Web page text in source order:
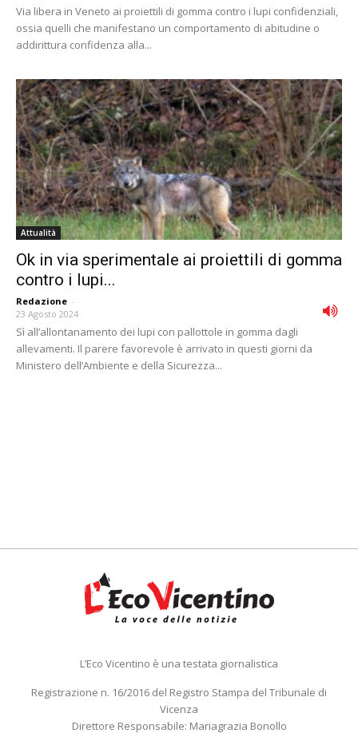
Via libera in Veneto ai proiettili di gomma contro i lupi confidenziali,
ossia quelli che manifestano un comportamento di abitudine o
addirittura confidenza alla...
Attualità
Ok in via sperimentale ai proiettili di gomma
contro i lupi...
Redazione -
23 Agosto 2024
Sì all’allontanamento dei lupi con pallottole in gomma dagli
allevamenti. Il parere favorevole è arrivato in questi giorni da
Ministero dell’Ambiente e della Sicurezza...
L’Eco Vicentino è una testata giornalistica
Registrazione n. 16/2016 del Registro Stampa del Tribunale di
Vicenza
Direttore Responsabile: Mariagrazia Bonollo